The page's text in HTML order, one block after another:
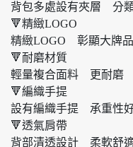
背包多處設有夾層 分
🔻精緻LOGO
精緻LOGO 彰顯大牌品
🔻耐磨材質
輕量複合面料 更耐磨
🔻編織手提
設有編織手提 承重性
🔻透氣肩帶
背部清透設計 柔軟舒